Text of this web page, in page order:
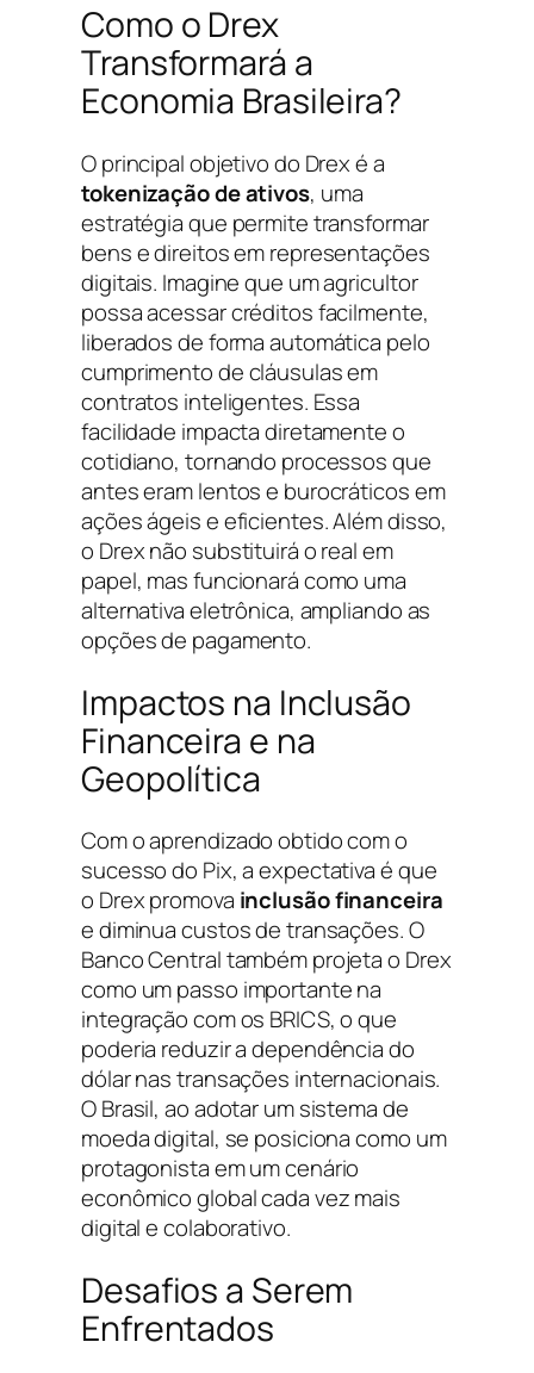
Como o Drex
Transformará a
Economia Brasileira?
O principal objetivo do Drex é a
tokenização de ativos, uma
estratégia que permite transformar
bens e direitos em representações
digitais. Imagine que um agricultor
possa acessar créditos facilmente,
liberados de forma automática pelo
cumprimento de cláusulas em
contratos inteligentes. Essa
facilidade impacta diretamente o
cotidiano, tornando processos que
antes eram lentos e burocráticos em
ações ágeis e eficientes. Além disso,
o Drex não substituirá o real em
papel, mas funcionará como uma
alternativa eletrônica, ampliando as
opções de pagamento.
Impactos na Inclusão
Financeira e na
Geopolítica
Com o aprendizado obtido com o
sucesso do Pix, a expectativa é que
o Drex promova inclusão financeira
e diminua custos de transações. O
Banco Central também projeta o Drex
como um passo importante na
integração com os BRICS, o que
poderia reduzir a dependência do
dólar nas transações internacionais.
O Brasil, ao adotar um sistema de
moeda digital, se posiciona como um
protagonista em um cenário
econômico global cada vez mais
digital e colaborativo.
Desafios a Serem
Enfrentados